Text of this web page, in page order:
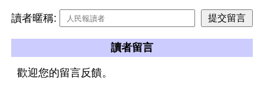
讀者暱稱:
讀者留言
歡迎您的留言反饋。